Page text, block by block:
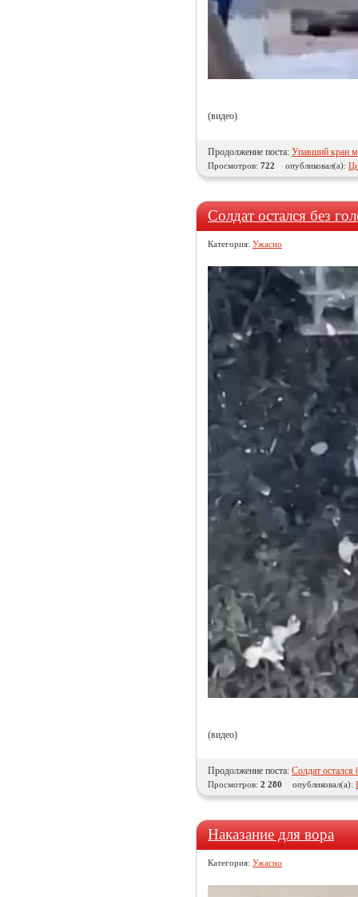
(видео)
Продолжение поста: Упавший кран
Просмотров: 722 опубликовал(а):
Солдат остался без
Категория: Ужасно
(видео)
Продолжение поста: Солдат остался
Просмотров: 2 280 опубликовал(а):
Наказание для вора
Категория: Ужасно